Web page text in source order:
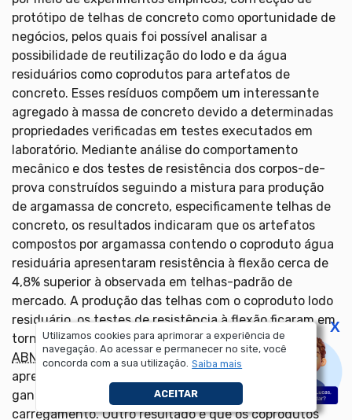
Utilizamos cookies para aprimorar a experiência de
navegação. Ao acessar e permanecer no site, você
concorda com a sua utilização. Saiba mais
ACEITAR
protótipo de telhas de concreto como oportunidade de
negócios, pelos quais foi possível analisar a
possibilidade de reutilização do lodo e da água
residuários como coprodutos para artefatos de
concreto. Esses resíduos compõem um interessante
agregado à massa de concreto devido a determinadas
propriedades verificadas em testes executados em
laboratório. Mediante análise do comportamento
mecânico e dos testes de resistência dos corpos-de-
prova construídos seguindo a mistura para produção
de argamassa de concreto, especificamente telhas de
concreto, os resultados indicaram que os artefatos
compostos por argamassa contendo o coproduto água
residuária apresentaram resistência à flexão cerca de
4,8% superior à observada em telhas-padrão de
mercado. A produção das telhas com o coproduto lodo
residuário, os testes de resistência à flexão ficaram em
torno de 6,6% abaixo do recomendado pela norma
ABNTNBR 13858-2/97. Contudo, tais artefatos
apresentaram redução da massa podendo implicar
ganhos na estrutura do telhado quanto à redução do
carregamento. Outro resultado é que os coprodutos
X